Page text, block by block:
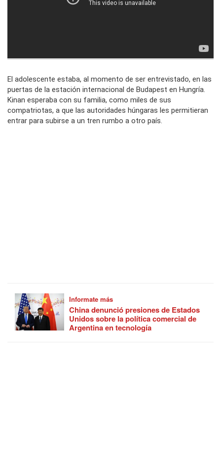
El adolescente estaba, al momento de ser entrevistado, en las
puertas de la estación internacional de Budapest en Hungría.
Kinan esperaba con su familia, como miles de sus
compatriotas, a que las autoridades húngaras les permitieran
entrar para subirse a un tren rumbo a otro país.
Informate más
China denunció presiones de Estados
Unidos sobre la política comercial de
Argentina en tecnología